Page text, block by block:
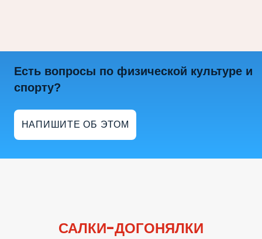
Есть вопросы по физической культуре и
спорту?
НАПИШИТЕ ОБ ЭТОМ
САЛКИ-ДОГОНЯЛКИ